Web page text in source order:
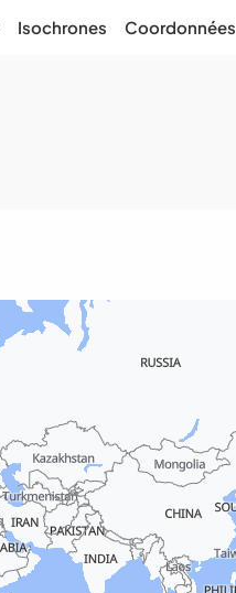
Isochrones Coordonnées